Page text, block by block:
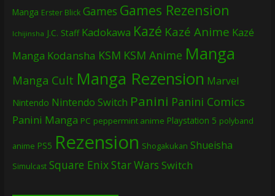
Manga Erster Blick Games Games Rezension
Ichijinsha J.C. Staff Kadokawa Kazé Kazé Anime Kazé
Manga Kodansha KSM KSM Anime Manga
Manga Cult Manga Rezension Marvel
Nintendo Nintendo Switch Panini Panini Comics
Panini Manga PC peppermint anime Playstation 5 polyband
anime PS5 Rezension Shogakukan Shueisha
Simulcast Square EnixStar Wars Switch